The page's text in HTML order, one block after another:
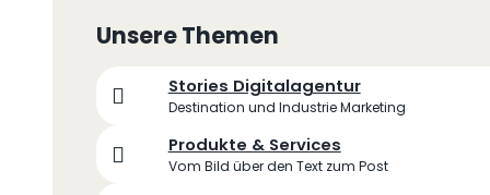
Unsere Themen
Stories Digitalagentur
Destination und Industrie Marketing
Produkte & Services
Vom Bild über den Text zum Post